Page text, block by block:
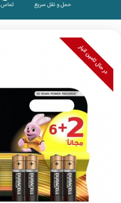
حمل و نقل سریع تماس
در حال تامین انبار